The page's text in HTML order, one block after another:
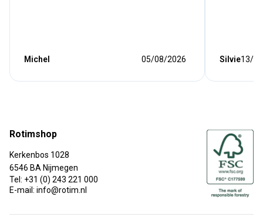
Michel 05/08/2026 Silvie13/
Rotimshop
Kerkenbos 1028
6546 BA Nijmegen
Tel: +31 (0) 243 221 000
E-mail: info@rotim.nl